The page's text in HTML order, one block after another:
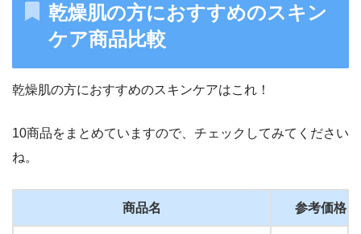
乾燥肌の方におすすめのスキン
ケア商品比較
乾燥肌の方におすすめのスキンケアはこれ！
10商品をまとめていますので、チェックしてみてください
ね。
商品名 参考価格